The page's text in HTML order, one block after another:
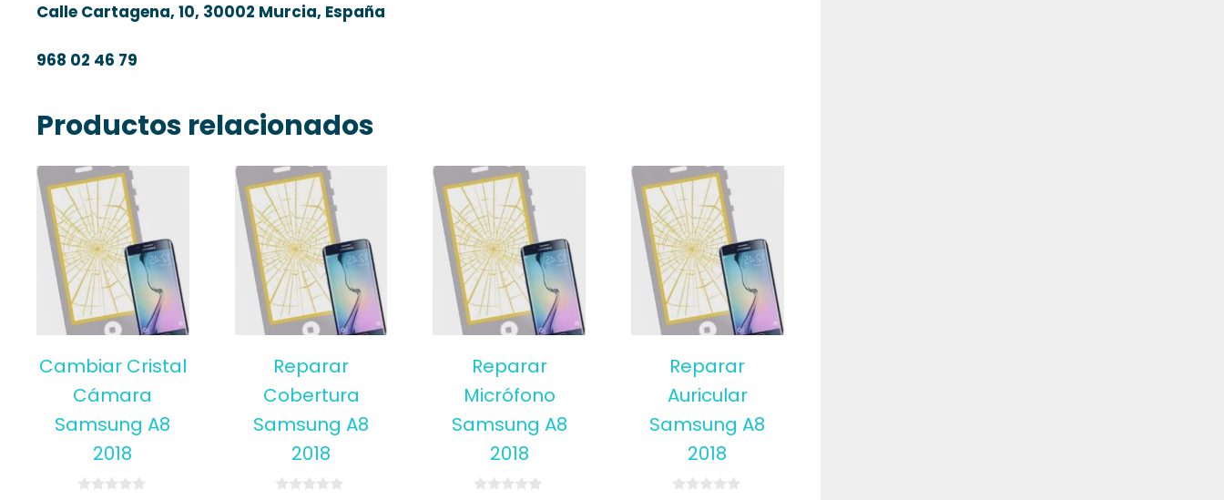
Calle Cartagena, 10, 30002 Murcia, España
968 02 46 79
Productos relacionados
Cambiar Cristal
Cámara
Samsung A8
2018
Reparar
Cobertura
Samsung A8
2018
Reparar
Micrófono
Samsung A8
2018
Reparar
Auricular
Samsung A8
2018